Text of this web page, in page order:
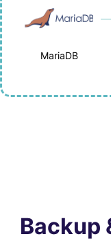
MariaDB
Backup